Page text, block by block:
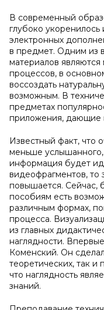
В современный
глубоко укоренилось
электронных
в предмет. Одним из
материалов
процессов, в
воссоздать
возможным. В
предметах
приложения, дающие
Известный факт, что
меньше
информация будет
видеофрагментов, то
повышается. Сейчас,
пособиям есть
различным формах,
процесса.
из главных
наглядности.
Коменский. Он
теоретических, так и
что наглядность
знаний.